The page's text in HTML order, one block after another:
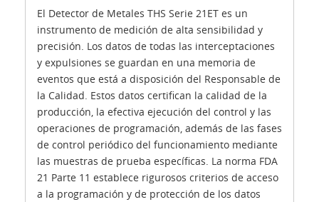
El Detector de Metales THS Serie 21ET es un
instrumento de medición de alta sensibilidad y
precisión. Los datos de todas las interceptaciones
y expulsiones se guardan en una memoria de
eventos que está a disposición del Responsable de
la Calidad. Estos datos certifican la calidad de la
producción, la efectiva ejecución del control y las
operaciones de programación, además de las fases
de control periódico del funcionamiento mediante
las muestras de prueba específicas. La norma FDA
21 Parte 11 establece rigurosos criterios de acceso
a la programación y de protección de los datos